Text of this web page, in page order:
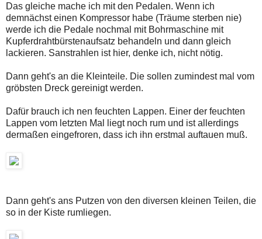
Das gleiche mache ich mit den Pedalen. Wenn ich
demnächst einen Kompressor habe (Träume sterben nie)
werde ich die Pedale nochmal mit Bohrmaschine mit
Kupferdrahtbürstenaufsatz behandeln und dann gleich
lackieren. Sanstrahlen ist hier, denke ich, nicht nötig.
Dann geht's an die Kleinteile. Die sollen zumindest mal vom
gröbsten Dreck gereinigt werden.
Dafür brauch ich nen feuchten Lappen. Einer der feuchten
Lappen vom letzten Mal liegt noch rum und ist allerdings
dermaßen eingefroren, dass ich ihn erstmal auftauen muß.
Dann geht's ans Putzen von den diversen kleinen Teilen, die
so in der Kiste rumliegen.